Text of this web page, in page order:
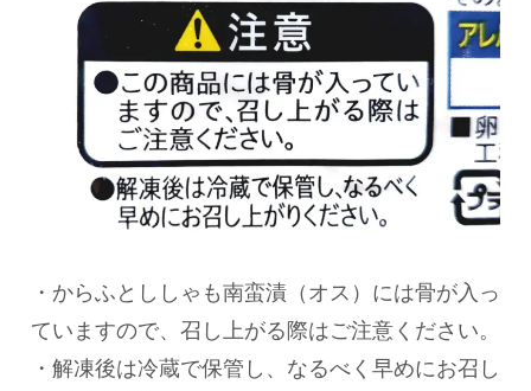
・からふとししゃも南蛮漬（オス）には骨が入っ
ていますので、召し上がる際はご注意ください。
・解凍後は冷蔵で保管し、なるべく早めにお召し